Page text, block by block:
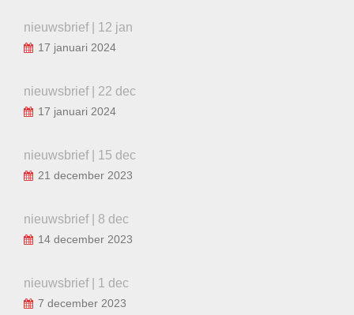
nieuwsbrief | 12 jan
17 januari 2024
nieuwsbrief | 22 dec
17 januari 2024
nieuwsbrief | 15 dec
21 december 2023
nieuwsbrief | 8 dec
14 december 2023
nieuwsbrief | 1 dec
7 december 2023